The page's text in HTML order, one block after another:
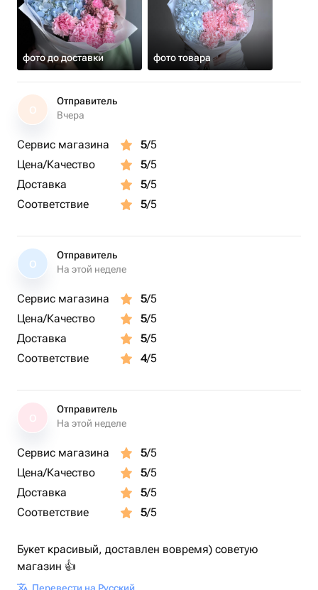
фото до доставки фото товара
О
Отправитель
Вчера
Сервис магазина 5/5
Цена/Качество
5/5
Доставка
5/5
Соответствие
5/5
О
Отправитель
На этой неделе
Сервис магазина 5/5
Цена/Качество
5/5
Доставка
5/5
Соответствие
4/5
Отправитель
На этой неделе
Сервис магазина 5/5
Цена/Качество
5/5
Доставка
5/5
Соответствие
5/5
Букет красивый, доставлен вовремя) советую
магазин 👍